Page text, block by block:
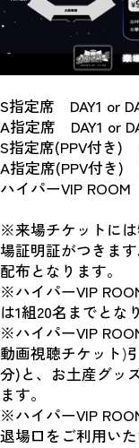
S指定席　DAY1 or
A指定席　DAY1 or
S指定席(PPV付き)
A指定席(PPV付き)
ハイパーVIP ROOM
※来場チケットに
場証明証がつきま
配布となります。
※ハイパーVIP
は1組20名までとな
※ハイパーVIP
動画視聴チケット)
分)と、お土産グッ
ます。
※ハイパーVIP
退場口をご利用いた